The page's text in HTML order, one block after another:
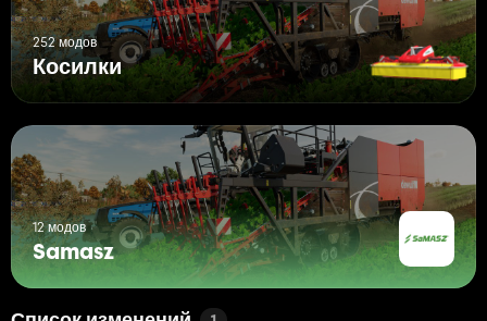
252 модов
Косилки
12 модов
Samasz